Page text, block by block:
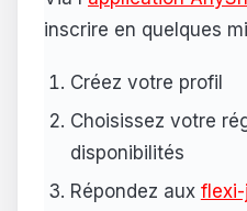
inscrire en quelques
Créez votre profil
Choisissez votre
disponibilités
Répondez aux